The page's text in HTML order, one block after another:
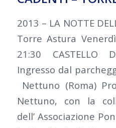
2013 – LA NOTTE
Torre Astura
21:30 CASTELLO
Ingresso dal
Nettuno (Roma)
Nettuno, con la
dell’ Associazione